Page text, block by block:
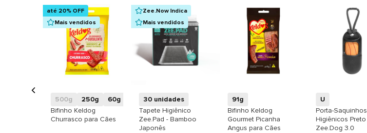
até 20% OFF
Mais vendidos
500g 250g
60g
Bifinho Keldog
Churrasco para Cães
Zee.Now Indica
Mais vendidos
+
30 unidades
Tapete Higiênico
Zee.Pad - Bamboo
Japonês
91g
Bifinho Keldog
Gourmet Picanha
Angus para Cães
U
Porta-Saquinhos
Higiênicos Preto
Zee.Dog 3.0